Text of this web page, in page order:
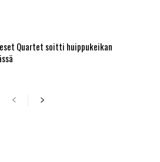
Quartet soitti huippukeikan